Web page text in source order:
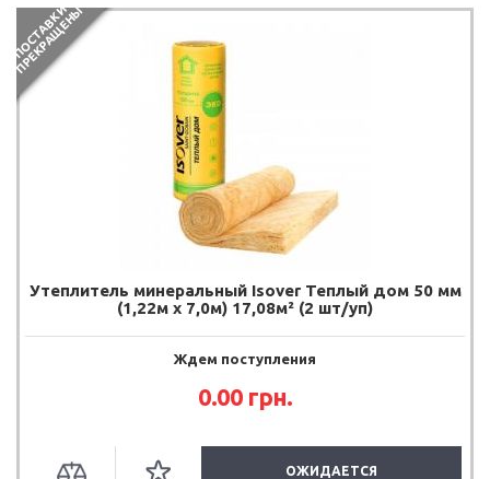
П
О
С
Т
А
В
К
И
П
Р
Е
К
Р
А
Щ
Е
Н
Ы
Утеплитель минеральный Isover Теплый дом 50 мм
(1,22м х 7,0м) 17,08м² (2 шт/уп)
Ждем поступления
0.00 грн.
ОЖИДАЕТСЯ